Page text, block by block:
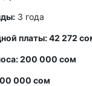
3 года
платы: 42 272
200 000 сом
000 сом